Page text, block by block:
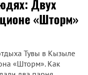
Двух
«Шторм»
Тувы в Кызыле
«Шторм». Как